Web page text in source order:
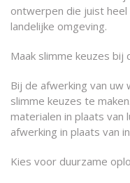
ontwerpen die juist
landelijke omgeving.
Maak slimme keuzes bij
Bij de afwerking van uw
slimme keuzes te
materialen in plaats van
afwerking in plaats van
Kies voor duurzame